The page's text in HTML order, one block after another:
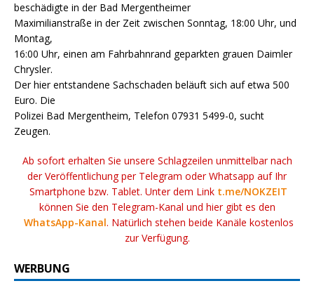
beschädigte in der Bad Mergentheimer
Maximilianstraße in der Zeit zwischen Sonntag, 18:00 Uhr, und
Montag,
16:00 Uhr, einen am Fahrbahnrand geparkten grauen Daimler
Chrysler.
Der hier entstandene Sachschaden beläuft sich auf etwa 500
Euro. Die
Polizei Bad Mergentheim, Telefon 07931 5499-0, sucht
Zeugen.
Ab sofort erhalten Sie unsere Schlagzeilen unmittelbar nach
der Veröffentlichung per Telegram oder Whatsapp auf Ihr
Smartphone bzw. Tablet. Unter dem Link t.me/NOKZEIT
können Sie den Telegram-Kanal und hier gibt es den
WhatsApp-Kanal. Natürlich stehen beide Kanäle kostenlos
zur Verfügung.
WERBUNG